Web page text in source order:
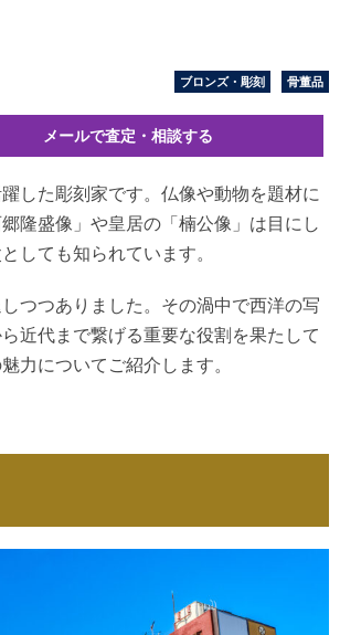
ブロンズ・彫刻 骨董品
メールで査定・相談する
した彫刻家です。仏像や動物を題材に
隆盛像」や皇居の「楠公像」は目にし
しても知られています。
つつありました。その渦中で西洋の写
近代まで繋げる重要な役割を果たして
力についてご紹介します。